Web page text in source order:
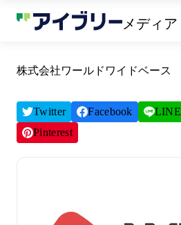
メディア
株式会社ワールドワイドベース
Twitter Facebook LINE
Pinterest